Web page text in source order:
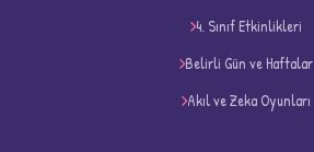
D
4. Sınıf Etkinlikleri
Belirli Gün ve Haftalar
Akıl ve Zeka Oyunları